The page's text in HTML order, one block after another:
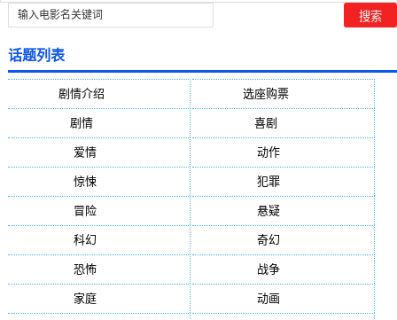
话题列表
剧情介绍 选座购票(5388)
剧情 喜剧
爱情(887) 动作
惊悚(648) 犯罪
冒险(377) 悬疑
科幻 奇幻
恐怖(236) 战争
家庭(195) 动画